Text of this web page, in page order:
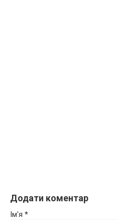
Додати коментар
Ім'я *